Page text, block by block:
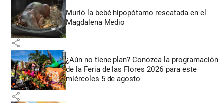
Murió la bebé hipopótamo rescatada en el
Magdalena Medio
share
¿Aún no tiene plan? Conozca la programación
de la Feria de las Flores 2026 para este
miércoles 5 de agosto
share